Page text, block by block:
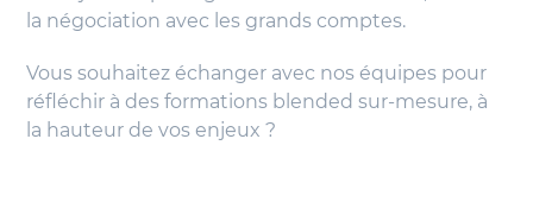
la négociation avec les grands comptes.
Vous souhaitez échanger avec nos équipes pour
réfléchir à des formations blended sur-mesure, à
la hauteur de vos enjeux ?